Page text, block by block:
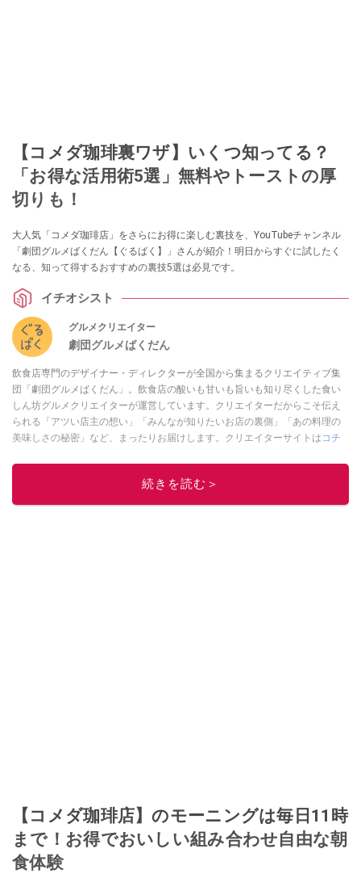
【コメダ珈琲裏ワザ】いくつ知ってる？
「お得な活用術5選」無料やトーストの厚
切りも！
大人気「コメダ珈琲店」をさらにお得に楽しむ裏技を、YouTubeチャンネル
「劇団グルメばくだん【ぐるばく】」さんが紹介！明日からすぐに試したく
なる、知って得するおすすめの裏技5選は必見です。
イチオシスト
グルメクリエイター
劇団グルメばくだん
飲食店専門のデザイナー・ディレクターが全国から集まるクリエイティブ集
団「劇団グルメばくだん」。飲食店の酸いも甘いも旨いも知り尽くした食い
しん坊グルメクリエイターが運営しています。クリエイターだからこそ伝え
られる「アツい店主の想い」「みんなが知りたいお店の裏側」「あの料理の
美味しさの秘密」など、まったりお届けします。クリエイターサイトは コチ
このイチオシストの他の記事を読む
続きを読む＞
【コメダ珈琲店】のモーニングは毎日11時
まで！お得でおいしい組み合わせ自由な朝
食体験